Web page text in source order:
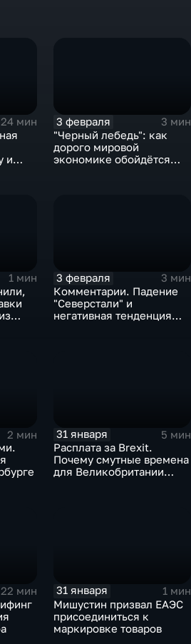
24 мин
и
3 февраля
3 мин
"Черный лебедь": как
дорого мировой
экономике обойдётся
1 мин
3 февраля
3 мин
Комментарии. Падение
"Северстали" и
негативная тенденция
2 мин
31 января
5 мин
Расплата за Brexit.
Почему смутные времена
для Великобритании
22 мин
31 января
1 мин
Мишустин призвал ЕАЭС
присоединиться к
маркировке товаров